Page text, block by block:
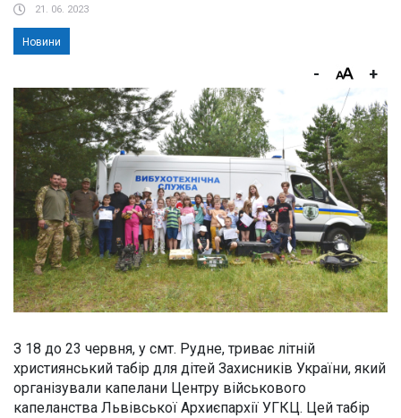
21. 06. 2023
Новини
- +
З 18 до 23 червня, у смт. Рудне, триває літній
християнський табір для дітей Захисників України, який
організували капелани Центру військового
капеланства Львівської Архиєпархії УГКЦ. Цей табір